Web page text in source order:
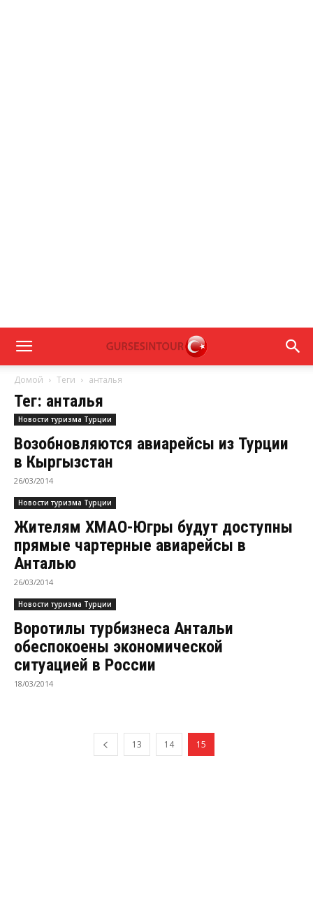
Домой Теги анталья
Тег: анталья
Новости туризма Турции
Возобновляются авиарейсы из Турции
в Кыргызстан
26/03/2014
Новости туризма Турции
Жителям ХМАО-Югры будут доступны
прямые чартерные авиарейсы в
Анталью
26/03/2014
Новости туризма Турции
Воротилы турбизнеса Антальи
обеспокоены экономической
ситуацией в России
18/03/2014
13 14 15